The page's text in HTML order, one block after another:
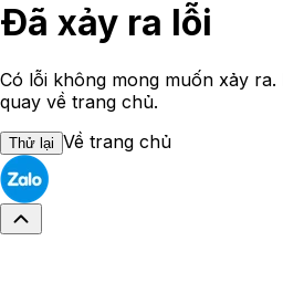
Đã xảy ra lỗi
Có lỗi không mong muốn xảy
quay về trang chủ.
Thử lại Về trang chủ